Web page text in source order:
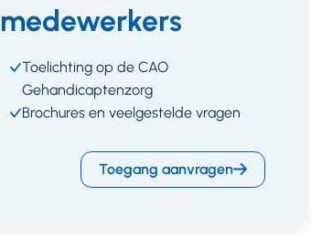
medewerkers
Toelichting op de CAO
Gehandicaptenzorg
Brochures en veelgestelde vragen
Toegang aanvragen